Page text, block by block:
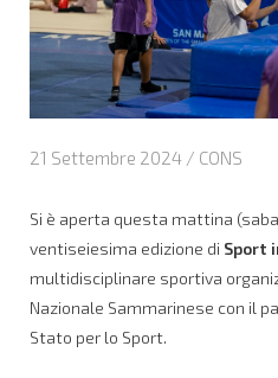
21 Settembre 2024 / CONS
Si è aperta questa mattina
ventiseiesima edizione di Sport
multidisciplinare sportiva
Nazionale Sammarinese con il
Stato per lo Sport.